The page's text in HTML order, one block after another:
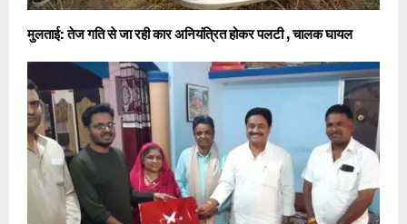
मुलताई: तेज गति से जा रही कार अनियंत्रित होकर पलटी , चालक घायल